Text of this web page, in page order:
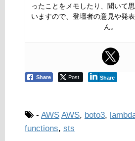
ったことをメモしたり、聞いて
いますので、登壇者の意見や発
ん。
Share Post Share
- AWS AWS, boto3,
functions, sts